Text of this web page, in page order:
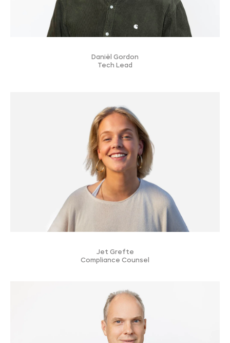
Daniël Gordon
Tech Lead
Jet Grefte
Compliance Counsel